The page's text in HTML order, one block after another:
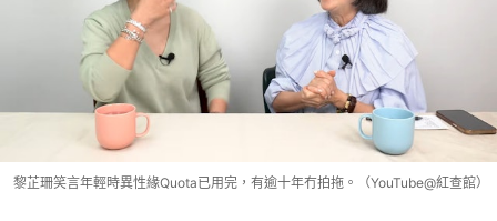
黎芷珊笑言年輕時異性緣Quota已用完，有逾十年冇拍拖。（YouTube@紅查館）